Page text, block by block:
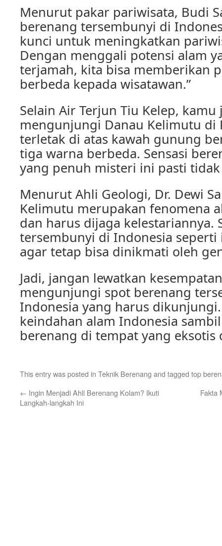
Menurut pakar pariwisata, Budi
berenang tersembunyi di
kunci untuk meningkatkan
Dengan menggali potensi alam
terjamah, kita bisa memberikan
berbeda kepada wisatawan.”
Selain Air Terjun Tiu Kelep, kamu
mengunjungi Danau Kelimutu di
terletak di atas kawah gunung
tiga warna berbeda. Sensasi
yang penuh misteri ini pasti
Menurut Ahli Geologi, Dr. Dewi
Kelimutu merupakan fenomena
dan harus dijaga kelestariannya.
tersembunyi di Indonesia
agar tetap bisa dinikmati oleh
Jadi, jangan lewatkan
mengunjungi spot berenang
Indonesia yang harus
keindahan alam Indonesia
berenang di tempat yang eksotis
This entry was posted in Teknik Berenang and tagged top
← Ingin Menjadi Ahli Berenang Kolam? Ikuti
Langkah-langkah Ini
Fakta